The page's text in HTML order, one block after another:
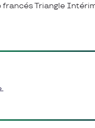
Triangle